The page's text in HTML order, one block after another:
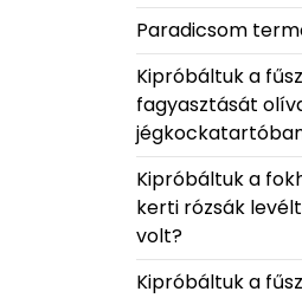
Paradicsom
Kipróbáltuk a
fagyasztását
Kipróbáltuk a
kerti rózsák
volt?
Kipróbáltuk a